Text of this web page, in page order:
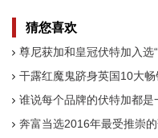
猜您喜欢
尊尼获加和皇冠伏特加入选
干露红魔鬼跻身英国10大
谁说每个品牌的伏特加都是
奔富当选2016年最受推崇